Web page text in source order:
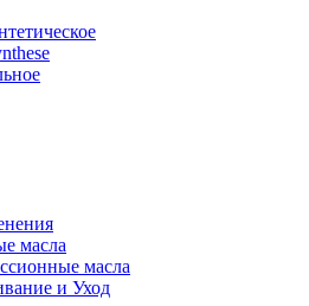
масла
масла
и Уход